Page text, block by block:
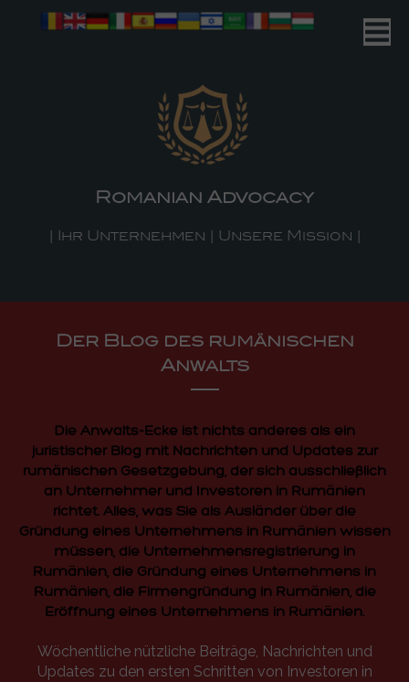
Der Blog des rumänischen
Anwalts
Die Anwalts-Ecke ist nichts anderes als ein
juristischer Blog mit Nachrichten und Updates zur
rumänischen Gesetzgebung, der sich ausschließlich
an Unternehmer und Investoren in Rumänien
richtet. Alles, was Sie als Ausländer über die
Gründung eines Unternehmens in Rumänien wissen
müssen, die Unternehmensregistrierung in
Rumänien, die Gründung eines Unternehmens in
Rumänien, die Firmengründung in Rumänien, die
Eröffnung eines Unternehmens in Rumänien.
Wöchentliche nützliche Beiträge, Nachrichten und
Updates zu den ersten Schritten von Investoren in
Romanian Advocacy
| Ihr Unternehmen | Unsere Mission |